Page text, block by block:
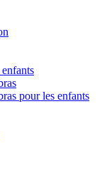
pour les enfants